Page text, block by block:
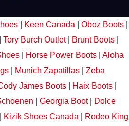
Keen Canada Oboz Boots
Tory Burch Outlet Brunt Boots
Horse Power Boots
Aloha
Munich Zapatillas
Zeba
James Boots Haix Boots
Georgia Boot|
Dolce
Kizik Shoes Canada Rodeo King